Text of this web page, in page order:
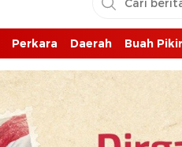
Perkara Daerah Buah Pikir